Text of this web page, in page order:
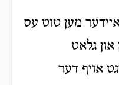
מען טוט עס
און גלאט
אויף דער